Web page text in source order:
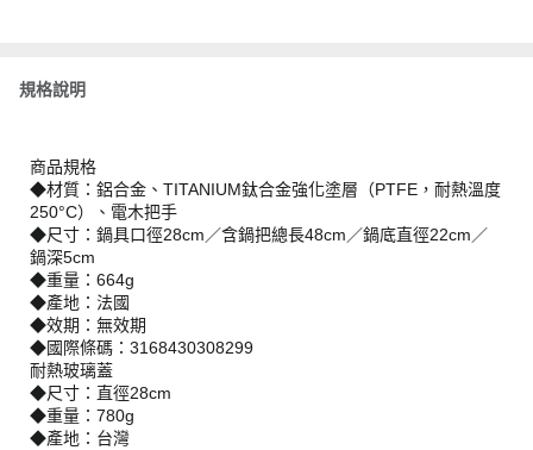
規格說明
商品規格
◆材質：鋁合金、TITANIUM鈦合金強化塗層（PTFE，耐熱溫度
250°C）、電木把手
◆尺寸：鍋具口徑28cm／含鍋把總長48cm／鍋底直徑22cm／
鍋深5cm
◆重量：664g
◆產地：法國
◆效期：無效期
◆國際條碼：3168430308299
耐熱玻璃蓋
◆尺寸：直徑28cm
◆重量：780g
◆產地：台灣